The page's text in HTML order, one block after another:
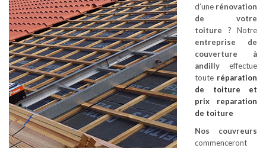
d’une rénovation
de votre
toiture ? Notre
entreprise de
couverture à
andilly effectue
toute réparation
de toiture et
prix reparation
de toiture
Nos couvreurs
commenceront